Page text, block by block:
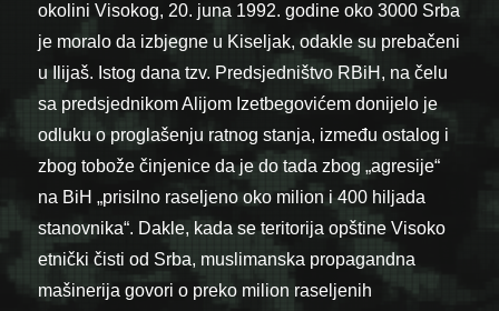
okolini Visokog, 20. juna 1992. godine oko 3000 Srba
je moralo da izbjegne u Kiseljak, odakle su prebačeni
u Ilijaš. Istog dana tzv. Predsjedništvo RBiH, na čelu
sa predsjednikom Alijom Izetbegovićem donijelo je
odluku o proglašenju ratnog stanja, između ostalog i
zbog tobože činjenice da je do tada zbog „agresije“
na BiH „prisilno raseljeno oko milion i 400 hiljada
stanovnika“. Dakle, kada se teritorija opštine Visoko
etnički čisti od Srba, muslimanska propagandna
mašinerija govori o preko milion raseljenih